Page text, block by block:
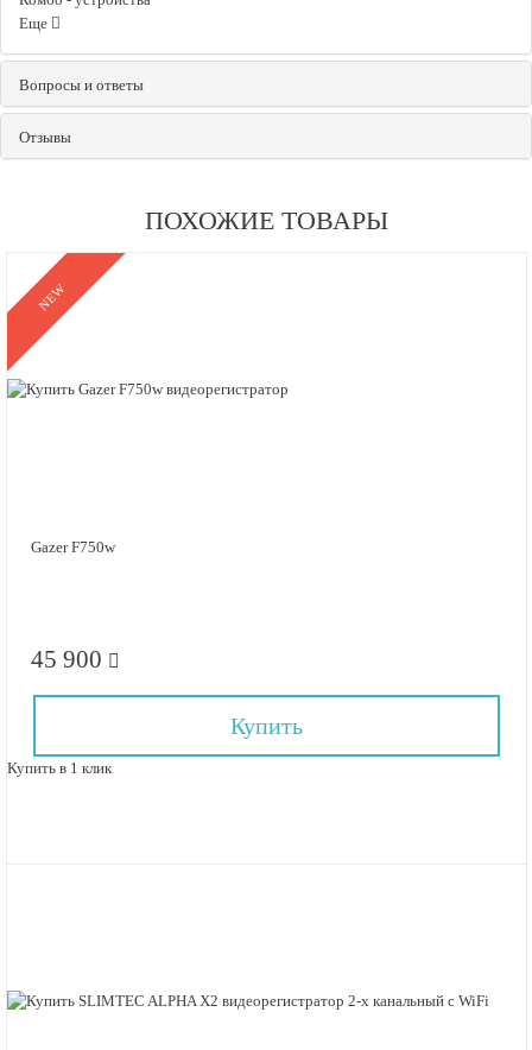
Еще
Вопросы и ответы
Отзывы
ПОХОЖИЕ ТОВАРЫ
NEW
Gazer F750w
45 900
Купить
Купить в 1 клик